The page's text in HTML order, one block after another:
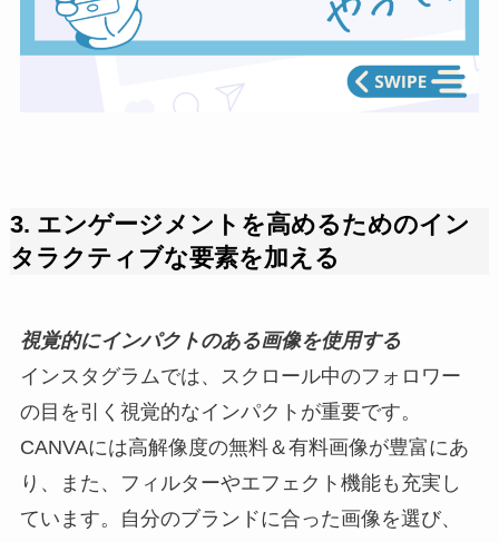
3. エンゲージメントを高めるためのイン
タラクティブな要素を加える
視覚的にインパクトのある画像を使用する
インスタグラムでは、スクロール中のフォロワー
の目を引く視覚的なインパクトが重要です。
CANVAには高解像度の無料＆有料画像が豊富にあ
り、また、フィルターやエフェクト機能も充実し
ています。自分のブランドに合った画像を選び、